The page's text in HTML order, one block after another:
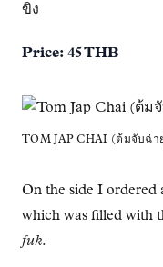
ขิง
Price: 45 THB
TOM JAP CHAI (ต้มจับฉ่า
On the side I ordered
which was filled with
fuk.